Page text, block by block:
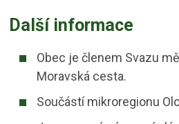
Další informace
Obec je členem Svazu
Moravská cesta.
Součástí mikroregionu